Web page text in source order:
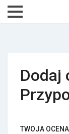
Dodaj
TWOJA